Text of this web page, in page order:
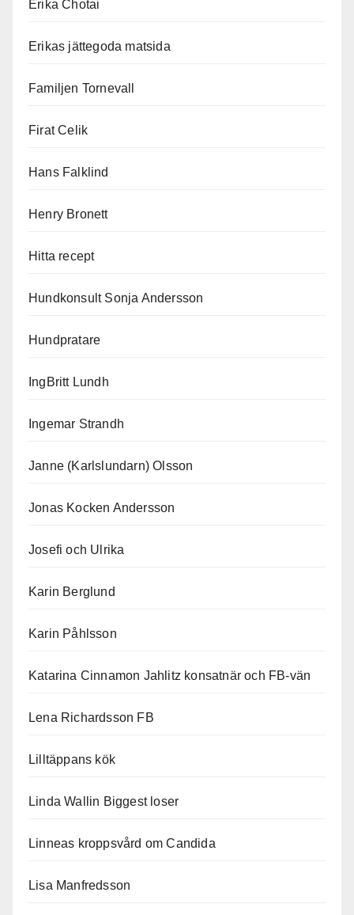
Erika Chotai
Erikas jättegoda matsida
Familjen Tornevall
Firat Celik
Hans Falklind
Henry Bronett
Hitta recept
Hundkonsult Sonja Andersson
Hundpratare
IngBritt Lundh
Ingemar Strandh
Janne (Karlslundarn) Olsson
Jonas Kocken Andersson
Josefi och Ulrika
Karin Berglund
Karin Påhlsson
Katarina Cinnamon Jahlitz konsatnär och FB-vän
Lena Richardsson FB
Lilltäppans kök
Linda Wallin Biggest loser
Linneas kroppsvård om Candida
Lisa Manfredsson